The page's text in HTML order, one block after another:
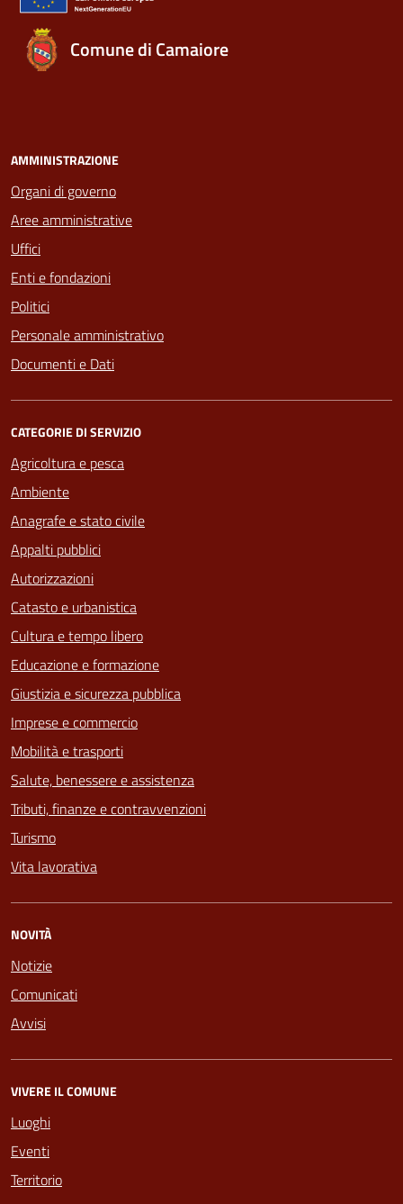
Comune di Camaiore
AMMINISTRAZIONE
Organi di governo
Aree amministrative
Uffici
Enti e fondazioni
Politici
Personale amministrativo
Documenti e Dati
CATEGORIE DI SERVIZIO
Agricoltura e pesca
Ambiente
Anagrafe e stato civile
Appalti pubblici
Autorizzazioni
Catasto e urbanistica
Cultura e tempo libero
Educazione e formazione
Giustizia e sicurezza pubblica
Imprese e commercio
Mobilità e trasporti
Salute, benessere e assistenza
Tributi, finanze e contravvenzioni
Turismo
Vita lavorativa
NOVITÀ
Notizie
Comunicati
Avvisi
VIVERE IL COMUNE
Luoghi
Eventi
Territorio